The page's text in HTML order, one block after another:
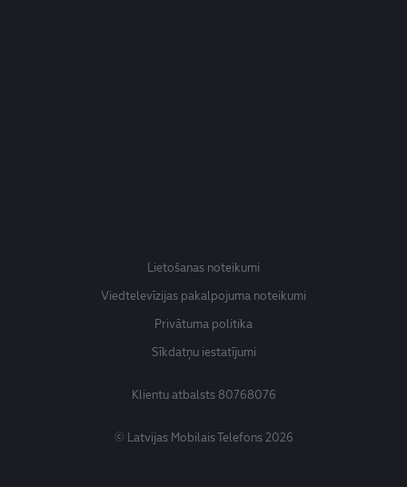
Lietošanas noteikumi
Viedtelevīzijas pakalpojuma noteikumi
Privātuma politika
Sīkdatņu iestatījumi
Klientu atbalsts80768076
© Latvijas Mobilais Telefons 2026